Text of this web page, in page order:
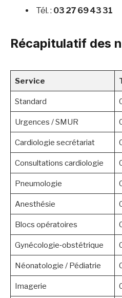
Tél. : 03 27 69 43 31
Récapitulatif des
Service
Standard
Urgences / SMUR
Cardiologie secrétariat
Consultations cardiologie
Pneumologie
Anesthésie
Blocs opératoires
Gynécologie‑obstétrique
Néonatologie / Pédiatrie
Imagerie